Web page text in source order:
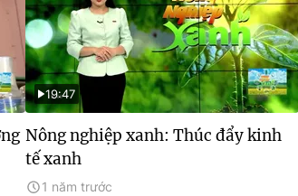
19:47
Nông nghiệp xanh: Thúc đẩy kinh
tế xanh
1 năm trước